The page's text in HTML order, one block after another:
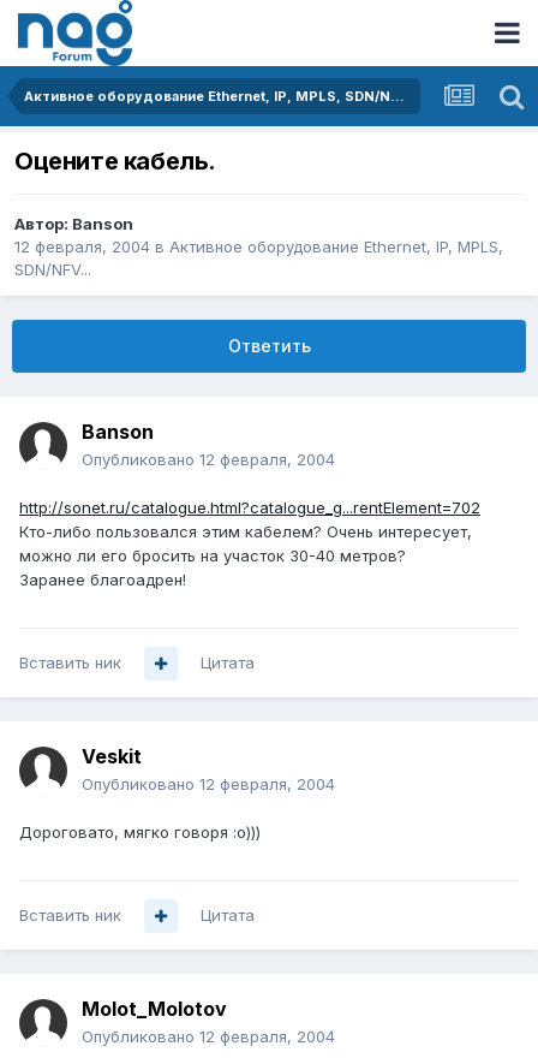
Активное оборудование Ethernet, IP, MPLS, SDN/NFV...
Оцените кабель.
Автор: Banson
12 февраля, 2004 в Активное оборудование Ethernet, IP, MPLS,
SDN/NFV...
Ответить
Banson
Опубликовано 12 февраля, 2004
http://sonet.ru/catalogue.html?catalogue_g...rentElement=702
Кто-либо пользовался этим кабелем? Очень интересует,
можно ли его бросить на участок 30-40 метров?
Заранее благоадрен!
Вставить ник Цитата
Veskit
Опубликовано 12 февраля, 2004
Дороговато, мягко говоря :о)))
Вставить ник Цитата
Molot_Molotov
Опубликовано 12 февраля, 2004